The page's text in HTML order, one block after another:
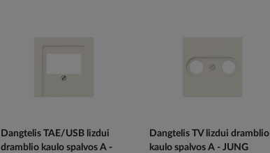
Dangtelis TAE/USB lizdui
dramblio kaulo spalvos A -
Dangtelis TV lizdui dramblio
kaulo spalvos A - JUNG